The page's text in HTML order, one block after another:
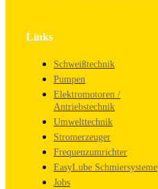
Links
Schweißtechnik
Pumpen
Elektromotoren /
Antriebstechnik
Umwelttechnik
Stromerzeuger
Frequenzumrichter
EasyLube Schmiersysteme
Jobs